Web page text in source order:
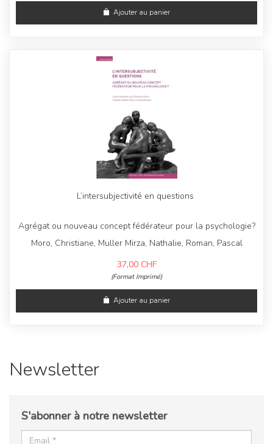
Ajouter au panier
L’intersubjectivité en questions
Agrégat ou nouveau concept fédérateur pour la psychologie?
Moro, Christiane, Muller Mirza, Nathalie, Roman, Pascal
37,00 CHF
(Format Imprimé)
Ajouter au panier
Newsletter
S'abonner à notre newsletter